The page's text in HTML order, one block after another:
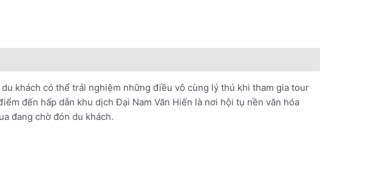
khách có thể trải nghiệm những điều vô cùng lý thú khi tham gia tour
đến hấp dẫn khu dịch Đại Nam Văn Hiến là nơi hội tụ nền văn hóa
đang chờ đón du khách.